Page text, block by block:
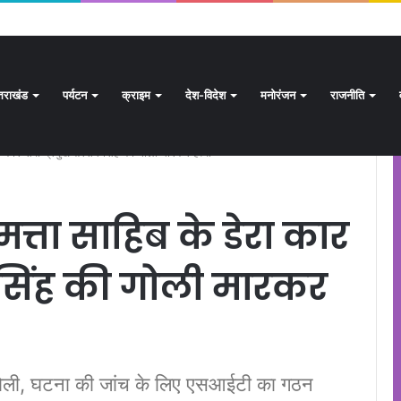
पर्यटन क्राइम देश-विदेश मनोरंजन राजनीति
साहिब के डेरा कार
की गोली मारकर
घटना की जांच के लिए एसआईटी का गठन